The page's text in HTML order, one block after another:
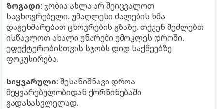
ზოგადი: ჯობია ახლა არ შეიცვალოთ
საცხოვრებელი. უმაღლესი ძალების ხმა
დაგეხმარებათ ცხოვრების გზაზე. თქვენ შეძლებთ
ისწავლოთ ახალი უნარები უმოკლეს დროში.
ეფექტურობისთვის სჯობს დიდ საქმეებზე
ფოკუსირება.
სიყვარული: შესანიშნავი დროა
შეყვარებულობიდან ქორწინებაში
გადასასვლელად.